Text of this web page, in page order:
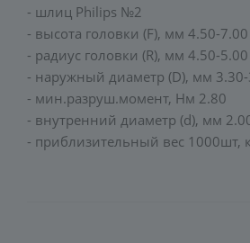
- шлиц Philips №2
- высота головки (F), мм 4.50-7.00
- радиус головки (R), мм 4.50-5.00
- наружный диаметр (D), мм
- мин.разруш.момент, Нм 2.80
- внутренний диаметр (d), мм
- приблизительный вес 1000шт,